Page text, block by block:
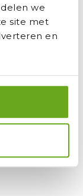
we
site met
en